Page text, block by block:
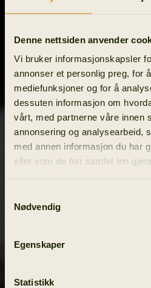
Denne nettsiden anvender
Vi bruker informasjonskapsler
annonser et personlig preg, for
mediefunksjoner og for å
dessuten informasjon om
vårt, med partnerne våre innen
annonsering og analysearbeid,
med annen informasjon du har
eller som de har samlet inn
Nødvendig
Egenskaper
Statistikk